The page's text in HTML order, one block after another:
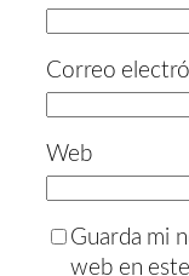
Correo
Web
Guarda mi
web en